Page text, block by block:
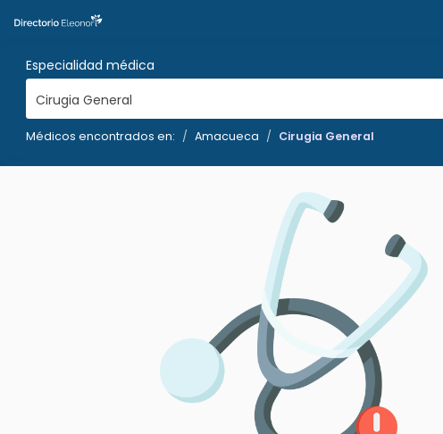
Especialidad médica
Cirugia General
Médicos encontrados en: Amacueca Cirugia General